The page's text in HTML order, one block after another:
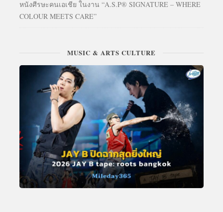
หนังศีรษะคนเอเชีย ในงาน “A.S.P® SIGNATURE – WHERE
COLOUR MEETS CARE”
MUSIC & ARTS CULTURE